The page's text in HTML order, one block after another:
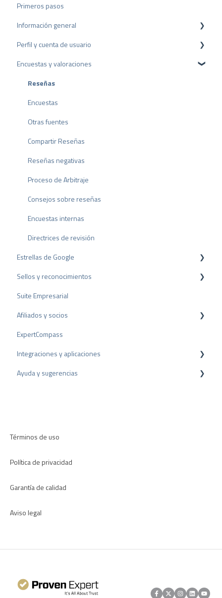
Primeros pasos
Información general
Protección de datos
Paquetes y precios
API
Perfil y cuenta de usuario
Configuración del perfil
Cuenta de usuario
Facturación
Encuestas y valoraciones
Reseñas
Encuestas
Otras fuentes
Compartir Reseñas
Reseñas negativas
Proceso de Arbitraje
Consejos sobre reseñas
Encuestas internas
Directrices de revisión
Estrellas de Google
Rich Snippet
Sellos y reconocimientos
Sello PRO
Sello de valoración
Premios
Suite Empresarial
Afiliados y socios
Programa de partners
Recomendación
ExpertCompass
Integraciones y aplicaciones
Plugins para CMS
Ayuda y sugerencias
Términos de uso
Política de privacidad
Garantía de calidad
Aviso legal